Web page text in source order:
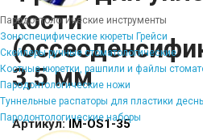
Пародонтологические инструменты
Зоноспецифические кюреты Грейси
Скейлеры ручные стоматологические
Костные кюретки, рашпили и файлы
Пародонтологические ножи
Туннельные распаторы для пластики
Пародонтологические наборы
кости
3,5 мм
Артикул:IM-OS1-35